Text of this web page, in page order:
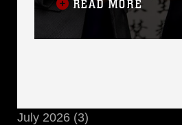
知事に１１７万円余りを
READ MORE
July 2026 (3)